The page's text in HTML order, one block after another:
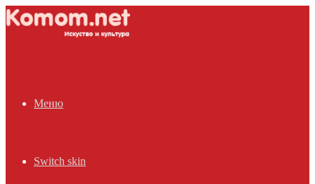
Меню
Switch skin